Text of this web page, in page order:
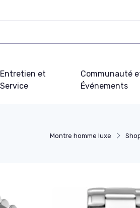
Entretien et
Service
Communauté
Événements
Montre homme luxe